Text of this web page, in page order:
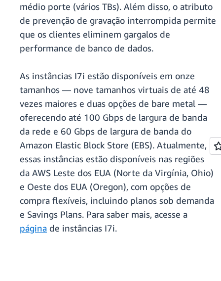
médio porte (vários TBs). Além disso, o atributo
de prevenção de gravação interrompida permite
que os clientes eliminem gargalos de
performance de banco de dados.
As instâncias I7i estão disponíveis em onze
tamanhos — nove tamanhos virtuais de até 48
vezes maiores e duas opções de bare metal —
oferecendo até 100 Gbps de largura de banda
da rede e 60 Gbps de largura de banda do
Amazon Elastic Block Store (EBS). Atualmente,
essas instâncias estão disponíveis nas regiões
da AWS Leste dos EUA (Norte da Virgínia, Ohio)
e Oeste dos EUA (Oregon), com opções de
compra flexíveis, incluindo planos sob demanda
e Savings Plans. Para saber mais, acesse a
página de instâncias I7i.